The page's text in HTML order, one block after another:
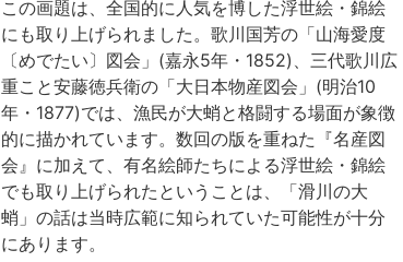
この画題は、全国的に人気を博した浮世絵・錦絵
にも取り上げられました。歌川国芳の「山海愛度
〔めでたい〕図会」(嘉永5年・1852)、三代歌川広
重こと安藤徳兵衛の「大日本物産図会」(明治10
年・1877)では、漁民が大蛸と格闘する場面が象徴
的に描かれています。数回の版を重ねた『名産図
会』に加えて、有名絵師たちによる浮世絵・錦絵
でも取り上げられたということは、「滑川の大
蛸」の話は当時広範に知られていた可能性が十分
にあります。